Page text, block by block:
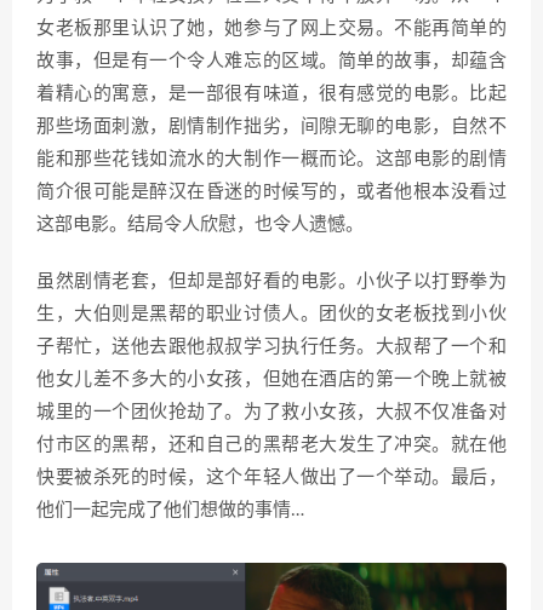
女老板那里认识了她，她参与了网上交易。不能再简单的
故事，但是有一个令人难忘的区域。简单的故事，却蕴含
着精心的寓意，是一部很有味道，很有感觉的电影。比起
那些场面刺激，剧情制作拙劣，间隙无聊的电影，自然不
能和那些花钱如流水的大制作一概而论。这部电影的剧情
简介很可能是醉汉在昏迷的时候写的，或者他根本没看过
这部电影。结局令人欣慰，也令人遗憾。
虽然剧情老套，但却是部好看的电影。小伙子以打野拳为
生，大伯则是黑帮的职业讨债人。团伙的女老板找到小伙
子帮忙，送他去跟他叔叔学习执行任务。大叔帮了一个和
他女儿差不多大的小女孩，但她在酒店的第一个晚上就被
城里的一个团伙抢劫了。为了救小女孩，大叔不仅准备对
付市区的黑帮，还和自己的黑帮老大发生了冲突。就在他
快要被杀死的时候，这个年轻人做出了一个举动。最后，
他们一起完成了他们想做的事情…